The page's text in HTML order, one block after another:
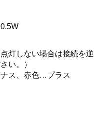
灯しない場合は接続を逆
い。）
ス、赤色…プラス